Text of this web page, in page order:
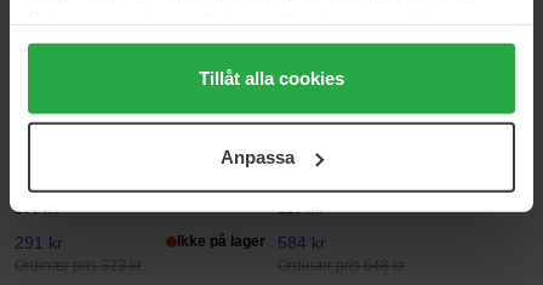
Genom att trycka på "Tillåt alla cookies" accepterar du
alla cookies, medan du under "Detaljer" kan anpassa
användningen av cookies. Du kan när som helst återkalla
samt vår Integritetspolicy.
Tillåt alla cookies
Anpassa
Brightening Capsule Ampoule
100 ml
291 kr
Ordinær pris 323 kr
Ikke på lager
Madagascar Centella Ampoule
120 ml
584 kr
Ordinær pris 648 kr